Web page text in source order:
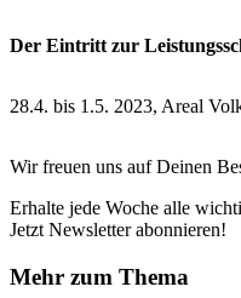
Der Eintritt zur
28.4. bis 1.5. 2023, Areal
Wir freuen uns auf Deinen
Erhalte jede Woche alle
Jetzt Newsletter abonnieren!
Mehr zum Thema